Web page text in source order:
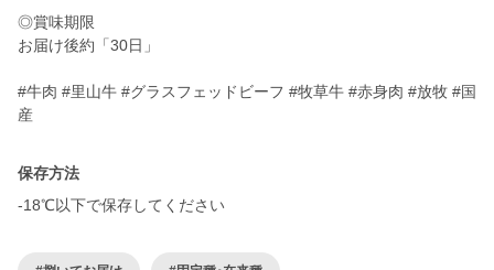
◎賞味期限
お届け後約「30日」
#牛肉 #里山牛 #グラスフェッドビーフ #牧草牛 #赤身肉 #放牧 #国
産
保存方法
-18℃以下で保存してください